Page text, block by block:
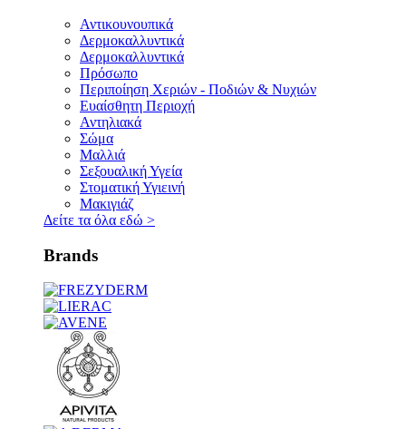
Αντικουνουπικά
Δερμοκαλλυντικά
Δερμοκαλλυντικά
Πρόσωπο
Περιποίηση Χεριών - Ποδιών & Νυχιών
Ευαίσθητη Περιοχή
Αντηλιακά
Σώμα
Μαλλιά
Σεξουαλική Υγεία
Στοματική Υγιεινή
Μακιγιάζ
Δείτε τα όλα εδώ >
Brands